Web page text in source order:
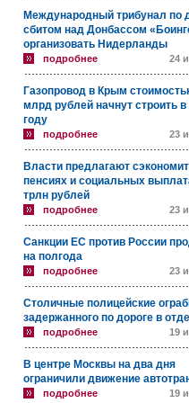
Международный трибунал по
сбитом над Донбассом
организовать Нидерланды
подробнее 24
Газопровод в Крым
млрд рублей начнут строить в
году
подробнее 23
Власти предлагают
пенсиях и социальных
трлн рублей
подробнее 23
Санкции ЕС против России
на полгода
подробнее 23
Столичные полицейские
задержанного по дороге в
подробнее 19
В центре Москвы на два дня
ограничили движение
подробнее 19